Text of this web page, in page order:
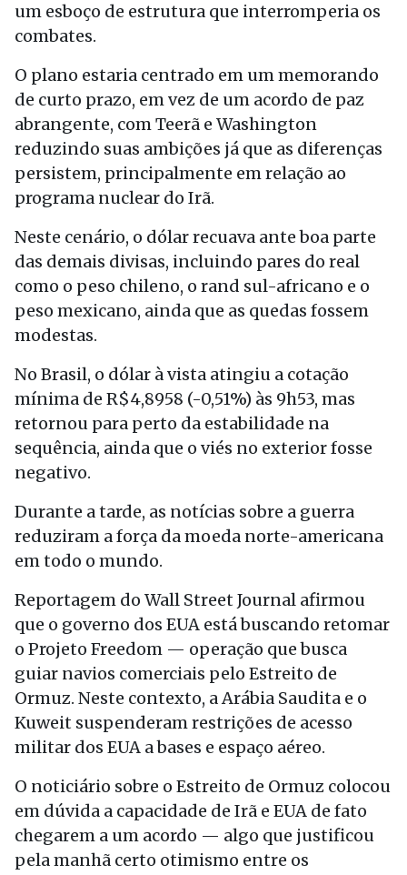
um esboço de estrutura que interromperia os
combates.
O plano estaria centrado em um memorando
de curto prazo, em vez de um acordo de paz
abrangente, com Teerã e Washington
reduzindo suas ambições já que as diferenças
persistem, principalmente em relação ao
programa nuclear do Irã.
Neste cenário, o dólar recuava ante boa parte
das demais divisas, incluindo pares do real
como o peso chileno, o rand sul-africano e o
peso mexicano, ainda que as quedas fossem
modestas.
No Brasil, o dólar à vista atingiu a cotação
mínima de R$4,8958 (-0,51%) às 9h53, mas
retornou para perto da estabilidade na
sequência, ainda que o viés no exterior fosse
negativo.
Durante a tarde, as notícias sobre a guerra
reduziram a força da moeda norte-americana
em todo o mundo.
Reportagem do Wall Street Journal afirmou
que o governo dos EUA está buscando retomar
o Projeto Freedom — operação que busca
guiar navios comerciais pelo Estreito de
Ormuz. Neste contexto, a Arábia Saudita e o
Kuweit suspenderam restrições de acesso
militar dos EUA a bases e espaço aéreo.
O noticiário sobre o Estreito de Ormuz colocou
em dúvida a capacidade de Irã e EUA de fato
chegarem a um acordo — algo que justificou
pela manhã certo otimismo entre os